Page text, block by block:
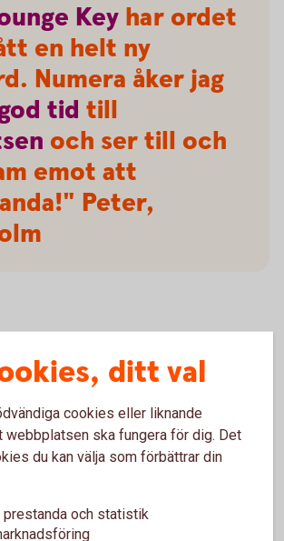
Key har ordet
en helt ny
Numera åker jag
tid till
och ser till och
emot att
Peter,
svar, samt villkor
och tjänster
om Mastercard Platinum
ditt val
cookies eller liknande
webbplatsen ska fungera för dig. Det
du kan välja som förbättrar din
prestanda och statistik